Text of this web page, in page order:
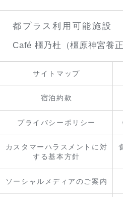
都プラス利用可能施設
Café 橿乃杜（橿原神宮養正
サイトマップ
宿泊約款
プライバシーポリシー
カスタマーハラスメントに対
する基本方針
ソーシャルメディアのご案内